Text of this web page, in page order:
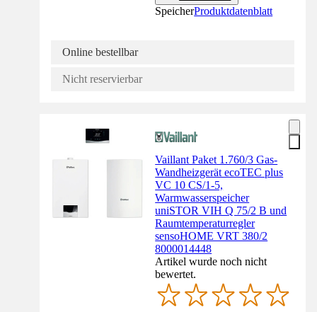
SpeicherProduktdatenblatt
Online bestellbar
Nicht reservierbar
Vaillant Paket 1.760/3 Gas-
Wandheizgerät ecoTEC plus
VC 10 CS/1-5,
Warmwasserspeicher
uniSTOR VIH Q 75/2 B und
Raumtemperaturregler
sensoHOME VRT 380/2
8000014448
Artikel wurde noch nicht
bewertet.